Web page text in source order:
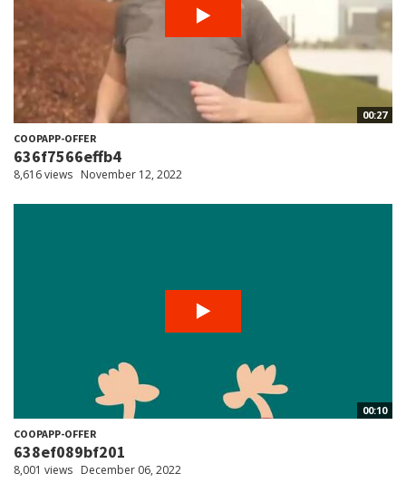
00:27
COOPAPP-OFFER
636f7566effb4
8,616 views November 12, 2022
00:10
COOPAPP-OFFER
638ef089bf201
8,001 views December 06, 2022